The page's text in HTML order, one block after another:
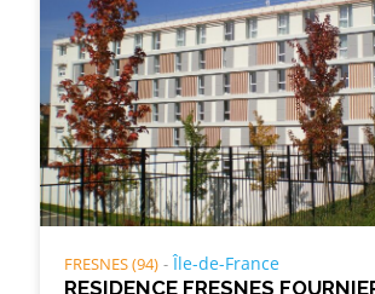
FRESNES (94) Île-de-France
RESIDENCE FRESNES